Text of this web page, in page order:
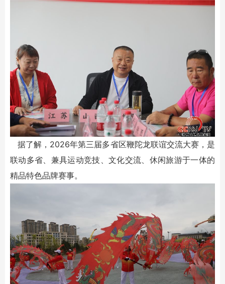
据了解，2026年第三届多省区鞭陀龙联谊交流大赛，是
联动多省、兼具运动竞技、文化交流、休闲旅游于一体的
精品特色品牌赛事。